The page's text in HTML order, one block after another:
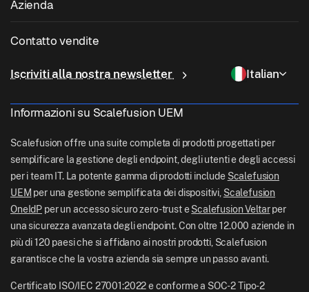
Gestione iOS
Gestione Linux
Accesso condizionale
Controllo remoto
Vendita al dettaglio
Logistica
Azienda
Documentazione di aiuto Scalefusion
Blog Scalefusion
Sala stampa
Carriere
Contatto vendite
sales[at]scalefusion.com
NZ: +64-9-888-4315
India: +91-63694-45500
Iscriviti alla nostra newsletter Italian
Informazioni su Scalefusion UEM
Scalefusion offre una suite completa di prodotti progettati per
semplificare la gestione degli endpoint, degli utenti e degli accessi
per i team IT. La potente gamma di prodotti include Scalefusion
UEM per una gestione semplificata dei dispositivi, Scalefusion
OneIdP per un accesso sicuro zero-trust eScalefusion Veltarper
una sicurezza avanzata degli endpoint. Con oltre 12.000 aziende in
più di 120 paesi che si affidano ai nostri prodotti, Scalefusion
garantisce che la vostra azienda sia sempre un passo avanti.
Certificato ISO/IEC 27001:2022 e conforme a SOC-2 Tipo-2